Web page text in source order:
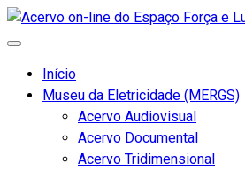
Início
Museu da Eletricidade (MERGS)
Acervo Audiovisual
Acervo Documental
Acervo Tridimensional